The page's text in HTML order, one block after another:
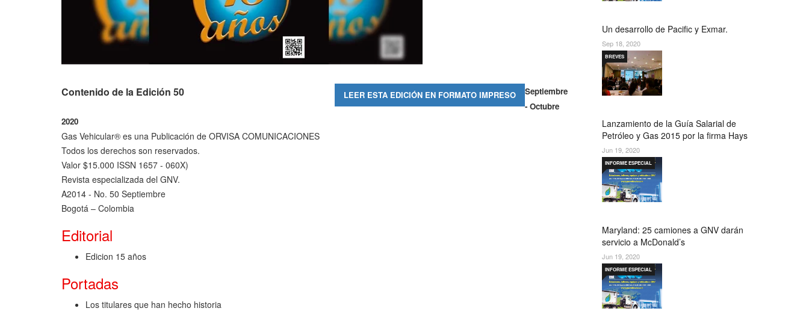
Contenido de la Edición 50 LEER ESTA EDICIÓN EN FORMATO IMPRESO
Septiembre
- Octubre
2020
Gas Vehicular® es una Publicación de ORVISA COMUNICACIONES
Todos los derechos son reservados.
Valor $15.000 ISSN 1657 - 060X)
Revista especializada del GNV.
A2014 - No. 50 Septiembre
Bogotá – Colombia
Editorial
Edicion 15 años
Portadas
Los titulares que han hecho historia
Un desarrollo de Pacific y Exmar.
Sep 18, 2020
Lanzamiento de la Guía Salarial de
Petróleo y Gas 2015 por la firma Hays
BREVES
Jun 19, 2020
Maryland: 25 camiones a GNV darán
servicio a McDonald’s
INFORME ESPECIAL
Jun 19, 2020
INFORME ESPECIAL